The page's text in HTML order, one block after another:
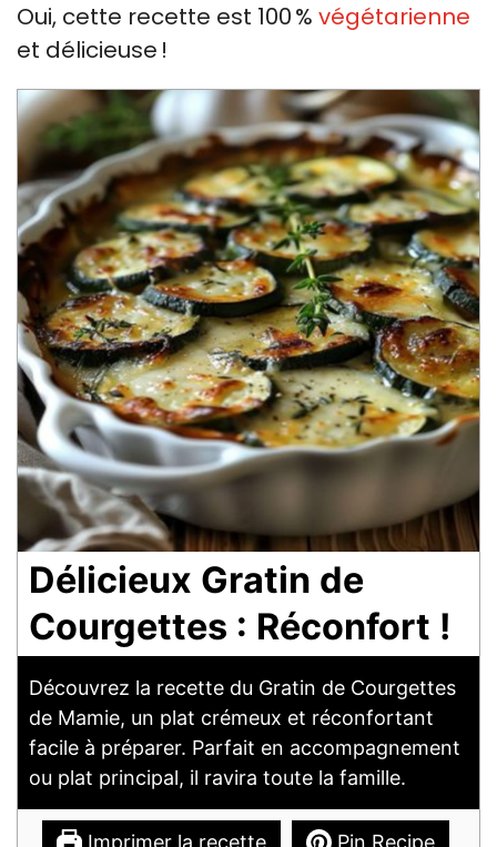
Oui, cette recette est 100 % végétarienne
et délicieuse !
Délicieux Gratin de
Courgettes : Réconfort !
Découvrez la recette du Gratin de Courgettes
de Mamie, un plat crémeux et réconfortant
facile à préparer. Parfait en accompagnement
ou plat principal, il ravira toute la famille.